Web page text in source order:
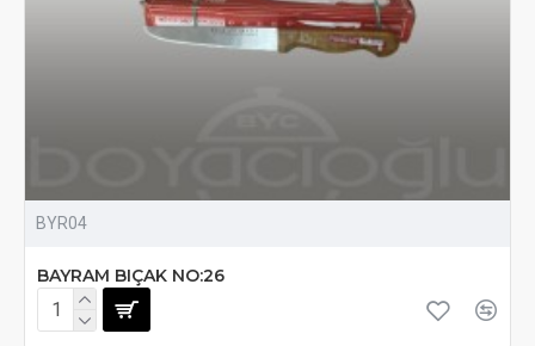
BYR04
BAYRAM BIÇAK NO:26